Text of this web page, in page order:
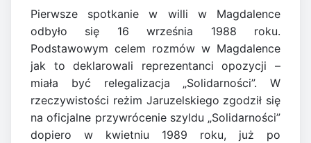
Pierwsze spotkanie w willi w Magdalence
odbyło się 16 września 1988 roku.
Podstawowym celem rozmów w Magdalence
jak to deklarowali reprezentanci opozycji –
miała być relegalizacja „Solidarności”. W
rzeczywistości reżim Jaruzelskiego zgodził się
na oficjalne przywrócenie szyldu „Solidarności”
dopiero w kwietniu 1989 roku, już po